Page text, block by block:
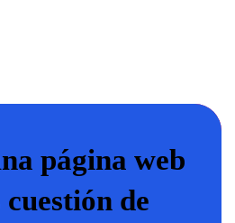
página web
cuestión de